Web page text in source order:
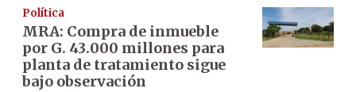
Política
MRA: Compra de inmueble
por G. 43.000 millones para
planta de tratamiento sigue
bajo observación